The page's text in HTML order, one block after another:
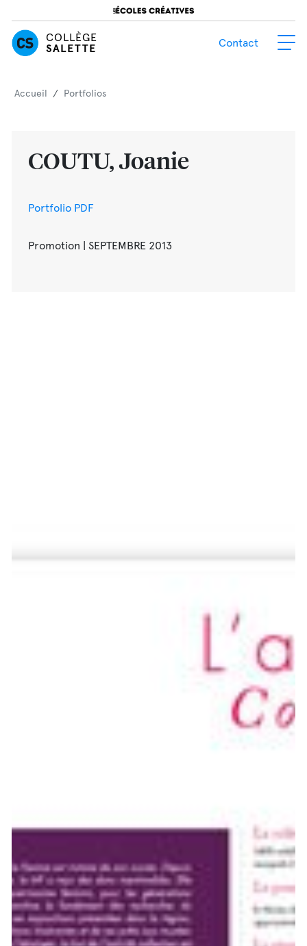
COLLÈGE
SALETTE
Contact
Accueil / Portfolios
COUTU, Joanie
Portfolio PDF
Promotion | SEPTEMBRE 2013